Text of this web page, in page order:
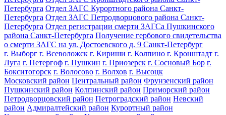
Петербурга Отдел ЗАГС Курортного района Санкт-
Петербурга Отдел ЗАГС Петродворцового района Санкт-
Петербурга Отдел регистрации смерти ЗАГСа Пушкинского
района Санкт-Петербурга Получение гербового свидетельства
о смерти ЗАГС на ул. Достоевского д. 9 Санкт-Петербург
г. Выборг г. Всеволожск г. Кириши г. Колпино г. Кронштадт г.
Луга г. Петергоф г. Пушкин г. Приозерск г. Сосновый Бор г.
Бокситогорск г. Волосово г. Волхов г. Высоцк
Московский район Центральный район Фрунзенский район
Пушкинский район Колпинский район Приморский район
Петродворцовский район Петроградский район Невский
район Адмиралтейский район Курортный район